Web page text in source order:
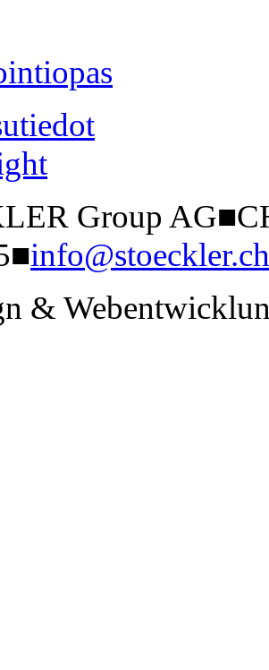
Group AG■
■info@stoeckler.ch
&